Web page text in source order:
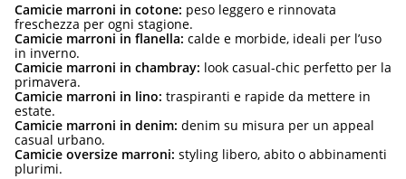
Camicie marroni in cotone: peso leggero e rinnovata
freschezza per ogni stagione.
Camicie marroni in flanella: calde e morbide, ideali per l’uso
in inverno.
Camicie marroni in chambray: look casual-chic perfetto per la
primavera.
Camicie marroni in lino: traspiranti e rapide da mettere in
estate.
Camicie marroni in denim: denim su misura per un appeal
casual urbano.
Camicie oversize marroni: styling libero, abito o abbinamenti
plurimi.